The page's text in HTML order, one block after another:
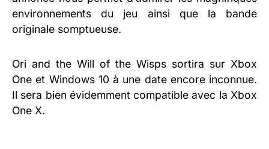
environnements du jeu ainsi que la bande
originale somptueuse.
Ori and the Will of the Wisps sortira sur Xbox
One et Windows 10 à une date encore inconnue.
Il sera bien évidemment compatible avec la Xbox
One X.